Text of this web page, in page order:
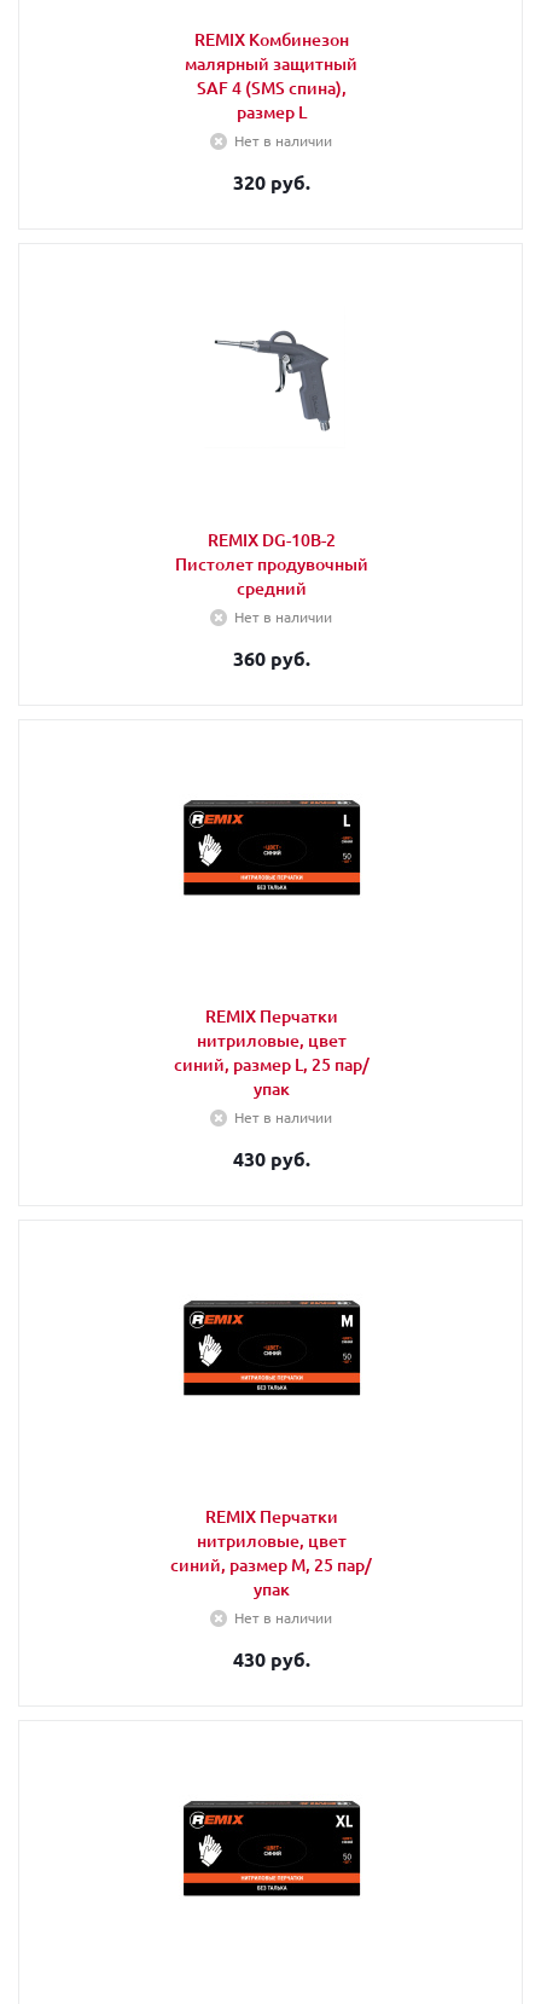
REMIX Комбинезон
малярный защитный
SAF 4 (SMS спина),
размер L
Нет в наличии
320 руб.
REMIX DG-10B-2
Пистолет продувочный
средний
Нет в наличии
360 руб.
REMIX Перчатки
нитриловые, цвет
синий, размер L, 25 пар/
упак
Нет в наличии
430 руб.
REMIX Перчатки
нитриловые, цвет
синий, размер M, 25 пар/
упак
Нет в наличии
430 руб.